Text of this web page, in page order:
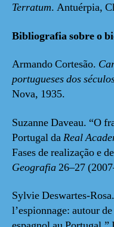
Terratum. Antuérpia,
Bibliografia sobre o
Armando Cortesão.
portuguesesdos
Nova, 1935.
Suzanne Daveau. “O
Portugal daReal
Fases de realização e
Geografia26–27
Sylvie Deswartes-
l’espionnage: autour